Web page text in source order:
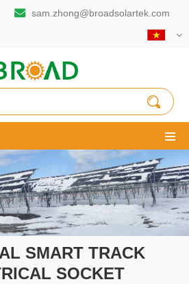
sam.zhong@broadsolartek.com
SMART TRACK
SOCKET